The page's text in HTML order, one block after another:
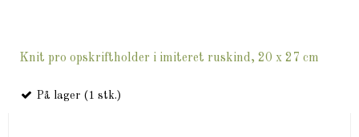
Knit pro opskriftholder i imiteret ruskind, 20 x 27 cm
På lager (1 stk.)